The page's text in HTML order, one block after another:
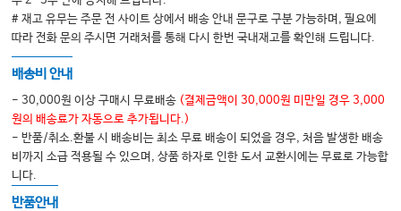
# 재고 유무는 주문 전 사이트 상에서 배송 안내 문구로 구분 가능하며, 필요에
따라 전화 문의 주시면 거래처를 통해 다시 한번 국내재고를 확인해 드립니다.
배송비 안내
- 30,000원 이상 구매시 무료배송 (결제금액이 30,000원 미만일 경우 3,000
원의 배송료가 자동으로 추가됩니다.)
- 반품/취소.환불 시 배송비는 최소 무료 배송이 되었을 경우, 처음 발생한 배송
비까지 소급 적용될 수 있으며, 상품 하자로 인한 도서 교환시에는 무료로 가능합
니다.
반품안내